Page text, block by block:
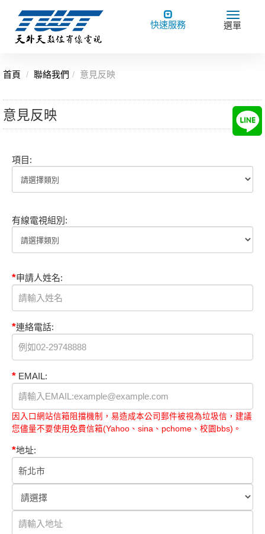
Toggle
navigation
快速服務
Toggle
選單
首頁 聯絡我們 意見反映
意見反映
項目:
有線電視組別:
*申請人姓名:
*連絡電話:
* EMAIL:
因入口網站信箱阻擋機制，易造成本公司郵件被視為垃圾信，建議
您儘量不要使用免費信箱(Yahoo、sina、pchome、校園bbs)。
*地址: